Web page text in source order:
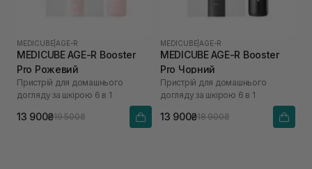
MEDICUBE AGE-R
MEDICUBE AGE-R Booster
Pro Рожевий
Пристрій для домашнього
догляду за шкірою 6 в 1
13 900₴19 500₴
MEDICUBE AGE-R
MEDICUBE AGE-R Booster
Pro Чорний
Пристрій для домашнього
догляду за шкірою 6 в 1
13 900₴18 900₴